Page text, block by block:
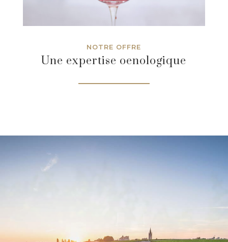
NOTRE OFFRE
Une expertise oenologique